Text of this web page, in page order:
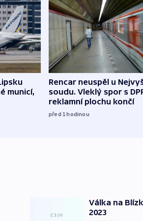
municí,
Rencar neuspěl u
soudu. Vleklý spor s
reklamní plochu končí
před 1hodinou
Válka na
2023